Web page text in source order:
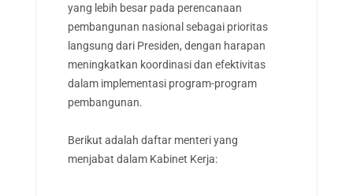
yang lebih besar pada perencanaan
pembangunan nasional sebagai prioritas
langsung dari Presiden, dengan harapan
meningkatkan koordinasi dan efektivitas
dalam implementasi program-program
pembangunan.
Berikut adalah daftar menteri yang
menjabat dalam Kabinet Kerja: